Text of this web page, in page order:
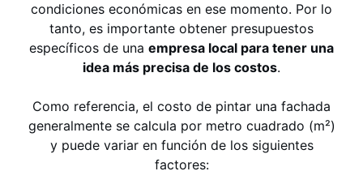
condiciones económicas en ese momento. Por lo
tanto, es importante obtener presupuestos
específicos de una empresa local para tener una
idea más precisa de los costos.
Como referencia, el costo de pintar una fachada
generalmente se calcula por metro cuadrado (m²)
y puede variar en función de los siguientes
factores: